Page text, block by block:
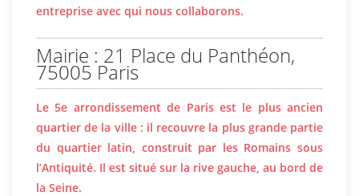
entreprise avec qui nous collaborons.
Mairie : 21 Place du Panthéon,
75005 Paris
Le 5e arrondissement de Paris est le plus ancien
quartier de la ville : il recouvre la plus grande partie
du quartier latin, construit par les Romains sous
l’Antiquité. Il est situé sur la rive gauche, au bord de
la Seine.